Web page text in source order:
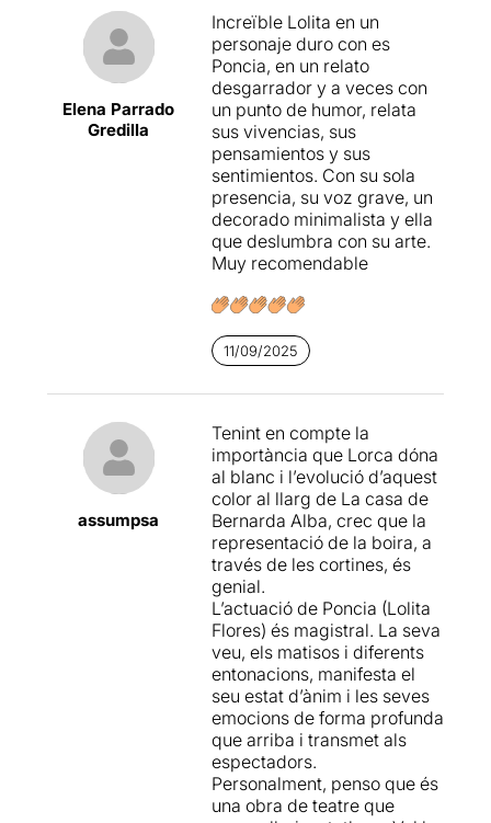
conseguir es meternos en la
cabeza de una mujer que ha
sido testigo de una tragedia
y que conoce todos los
secretos de la casa. Y lo
hace a través de flashbacks,
monólogos y pequeños
diálogos que forman parte
de la obra original. Es cierto
que se introduce texto nuevo
y se amplía la historia de la
criada con algunos datos
que no teníamos, pero lo que
está claro es que cuando
resuenan las palabras de
Lorcase nota… y mucho.
la que habla, puesto que a
ratos aparecen –como si
fueran fantasmas de un
tiempo pasado- la misma
Bernarda, María Josefa, y
otras…
Lolita Floresse mimetiza
con Poncia de una manera
que hasta ahora no le
habíamos visto con ningún
otro personaje. La fuerza
popular y telúrica de
muchos personajes
lorquianos encuentran en la
actriz el vehículo más
adecuado. Flores hace una
gran interpretación, llena de
matices, y nos regala toda la
energía de un personaje que
Elena Parrado
Gredilla
Increïble Lolita en un
personaje duro con es
Poncia, en un relato
desgarrador y a veces con
un punto de humor, relata
sus vivencias, sus
pensamientos y sus
sentimientos. Con su sola
presencia, su voz grave, un
decorado minimalista y ella
que deslumbra con su arte.
Muy recomendable
11/09/2025
assumpsa
Tenint en compte la
importància que Lorca dóna
al blanc i l’evolució d’aquest
color al llarg de La casa de
Bernarda Alba, crec que la
representació de la boira, a
través de les cortines, és
genial.
L’actuació de Poncia (Lolita
Flores) és magistral. La seva
veu, els matisos i diferents
entonacions, manifesta el
seu estat d’ànim i les seves
emocions de forma profunda
que arriba i transmet als
espectadors.
Personalment, penso que és
una obra de teatre que